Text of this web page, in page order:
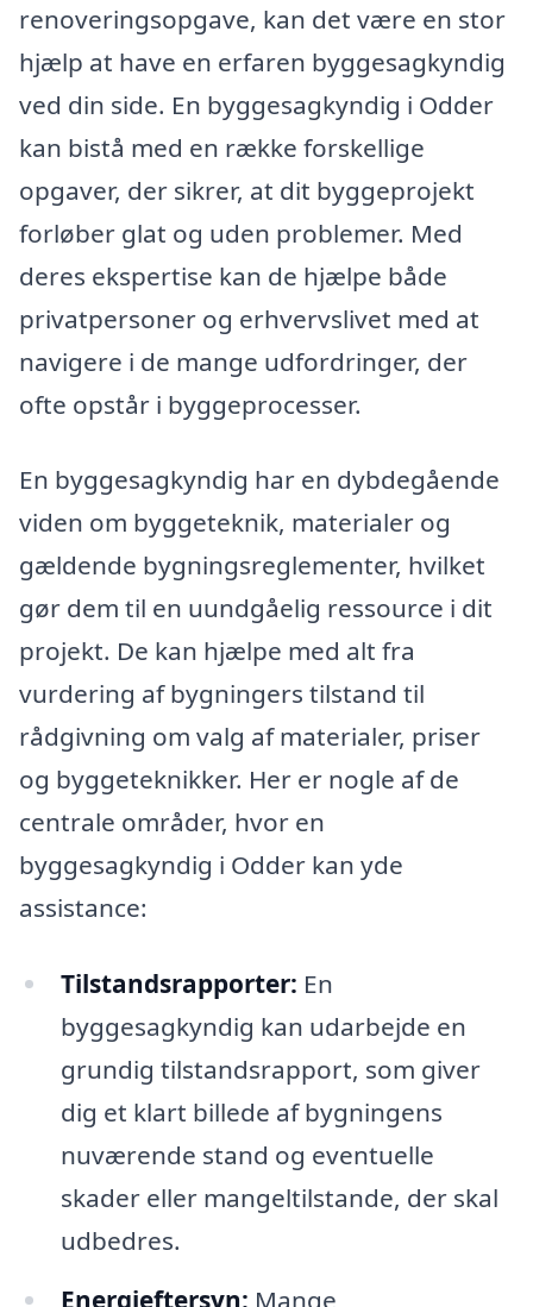
renoveringsopgave, kan det være en stor
hjælp at have en erfaren byggesagkyndig
ved din side. En byggesagkyndig i Odder
kan bistå med en række forskellige
opgaver, der sikrer, at dit byggeprojekt
forløber glat og uden problemer. Med
deres ekspertise kan de hjælpe både
privatpersoner og erhvervslivet med at
navigere i de mange udfordringer, der
ofte opstår i byggeprocesser.
En byggesagkyndig har en dybdegående
viden om byggeteknik, materialer og
gældende bygningsreglementer, hvilket
gør dem til en uundgåelig ressource i dit
projekt. De kan hjælpe med alt fra
vurdering af bygningers tilstand til
rådgivning om valg af materialer, priser
og byggeteknikker. Her er nogle af de
centrale områder, hvor en
byggesagkyndig i Odder kan yde
assistance:
Tilstandsrapporter: En
byggesagkyndig kan udarbejde en
grundig tilstandsrapport, som giver
dig et klart billede af bygningens
nuværende stand og eventuelle
skader eller mangeltilstande, der skal
udbedres.
Energieftersyn: Mange